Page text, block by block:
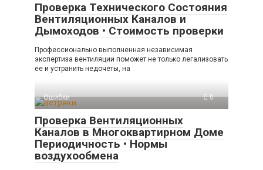
Проверка Технического Состояния
Вентиляционных Каналов и
Дымоходов • Стоимость проверки
Профессионально выполненная независимая
экспертиза вентиляции поможет не только легализовать
ее и устранить недочеты, на
Ошибки 0
Проверка Вентиляционных
Каналов в Многоквартирном Доме
Периодичность • Нормы
воздухообмена